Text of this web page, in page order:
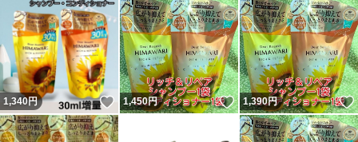
1,340円 いいね！
1,450円 いいね！
1,390円